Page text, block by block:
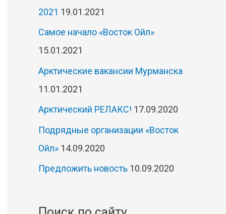
2021 19.01.2021
Самое начало «Восток Ойл»
15.01.2021
Арктические вакансии Мурманска
11.01.2021
Арктический РЕЛАКС! 17.09.2020
Подрядные организации «Восток
Ойл» 14.09.2020
Предложить новость 10.09.2020